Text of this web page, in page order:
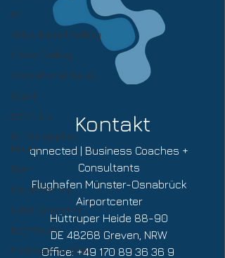
IoT
Value Based Selling
Vision Selling
International Sales
Coach
DBVC e.V.
Dr. Christopher
Rauen
Team
Social Selling
Lead Generation
B2B Sales
Professional B2B
qnnected | Business Coaches +
Consultants
Flughafen Münster-Osnabrück
Airportcenter
Hüttruper Heide 88-90
DE 48268 Greven, NRW
Office:+49 170 89 36 36 9
Kontakt